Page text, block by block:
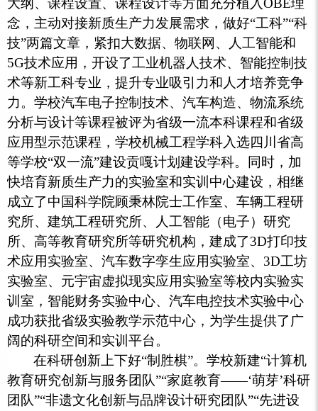
念，主动对接新质生产力发展需求，做好“工科”“科
技”两篇文章，紧扣大数据、物联网、人工智能和
5G技术应用，开设了工业机器人技术、智能控制技
术等新工科专业，提升专业吸引力和人才培养竞争
力。学校汽车电子控制技术、汽车构造、物流系统
分析与设计等课程被评为省级一流本科课程和省级
应用型示范课程，学校机械工程学科入选四川省高
等学校“双一流”建设贡嘎计划建设学科。同时，加
快培育新质生产力的实验室和实训中心建设，相继
成立了中国科学院顾秉林院士工作室、车辆工程研
究所、建筑工程研究所、人工智能（电子）研究
所、高等教育研究所等研究机构，建成了3D打印技
术应用实验室、汽车数字孪生应用实验室、3D工坊
实验室、元宇宙虚拟现实应用实验室等校内实验实
训室，智能财务实验中心、汽车电控技术实验中心
成功获批省级实验教学示范中心，为学生提供了广
阔的科研空间和实训平台。
在科研创新上下好“制胜棋”。学校新建“计算机
教育研究创新与服务团队”“家庭教育——‘萌芽’科研
团队”“非遗文化创新与品牌设计研究团队”“先进设